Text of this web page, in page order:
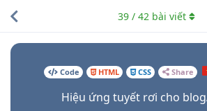
Code HTML CSS Share
Hiệu ứng tuyết rơi cho
39/ 42bài viết